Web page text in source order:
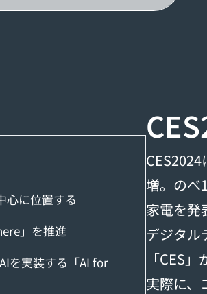
心に位置する
」を推進
を実装する「AI for
増。のべ
家電を発
デジタル
「CES
実際に、